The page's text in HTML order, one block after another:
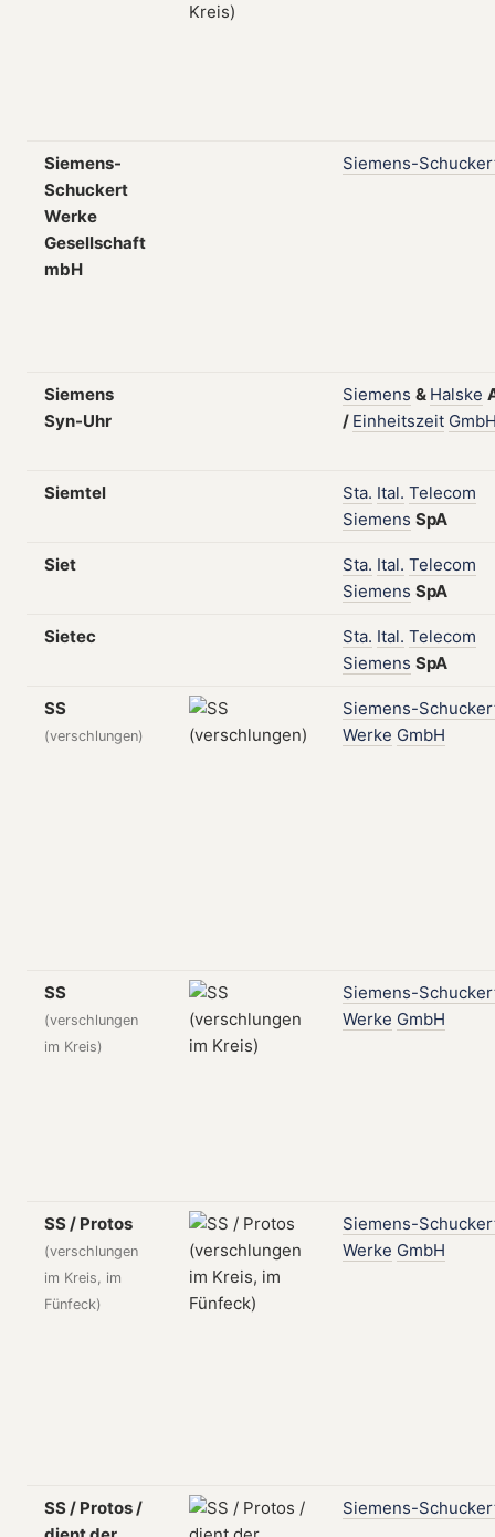
Siemens-
Schuckert
Werke
Gesellschaft
mbH
Siemens-
Siemens
Syn-Uhr
Siemens & Halske
/ Einheitszeit
Siemtel Sta. Ital. Telecom
Siemens SpA
Siet Sta. Ital. Telecom
Siemens SpA
Sietec Sta. Ital. Telecom
Siemens SpA
SS
(verschlungen)
Siemens-
Werke GmbH
SS
(verschlungen
im Kreis)
Siemens-
Werke GmbH
SS / Protos
(verschlungen
im Kreis, im
Fünfeck)
Siemens-
Werke GmbH
SS / Protos /
Siemens-